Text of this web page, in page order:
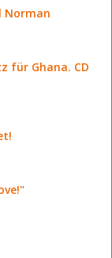
Norman
für Ghana. CD